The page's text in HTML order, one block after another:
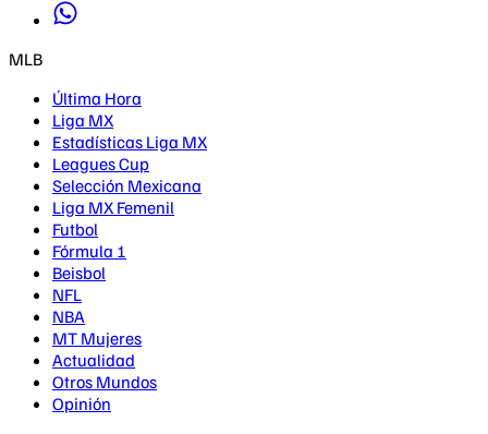
MLB
Última Hora
Liga MX
Estadísticas Liga MX
Leagues Cup
Selección Mexicana
Liga MX Femenil
Futbol
Fórmula 1
Beisbol
NFL
NBA
MT Mujeres
Actualidad
Otros Mundos
Opinión